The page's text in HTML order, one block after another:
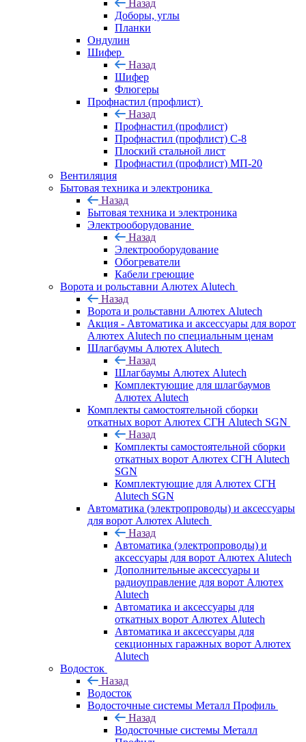
Назад
Доборы, углы
Планки
Ондулин
Шифер
Назад
Шифер
Флюгеры
Профнастил (профлист)
Назад
Профнастил (профлист)
Профнастил (профлист) С-8
Плоский стальной лист
Профнастил (профлист) МП-20
Вентиляция
Бытовая техника и электроника
Назад
Бытовая техника и электроника
Электрооборудование
Назад
Электрооборудование
Обогреватели
Кабели греющие
Ворота и рольставни Алютех Alutech
Назад
Ворота и рольставни Алютех Alutech
Акция - Автоматика и аксессуары для ворот
Алютех Alutech по специальным ценам
Шлагбаумы Алютех Alutech
Назад
Шлагбаумы Алютех Alutech
Комплектующие для шлагбаумов
Алютех Alutech
Комплекты самостоятельной сборки
откатных ворот Алютех СГН Alutech SGN
Назад
Комплекты самостоятельной сборки
откатных ворот Алютех СГН Alutech
SGN
Комплектующие для Алютех СГН
Alutech SGN
Автоматика (электропроводы) и аксессуары
для ворот Алютех Alutech
Назад
Автоматика (электропроводы) и
аксессуары для ворот Алютех Alutech
Дополнительные аксессуары и
радиоуправление для ворот Алютех
Alutech
Автоматика и аксессуары для
откатных ворот Алютех Alutech
Автоматика и аксессуары для
секционных гаражных ворот Алютех
Alutech
Водосток
Назад
Водосток
Водосточные системы Металл Профиль
Назад
Водосточные системы Металл